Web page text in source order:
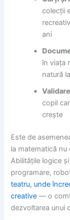
colecții
ani
în viața
natură
copil
crește
Este de
la matematică
Abilitățile logice
programare,
teatru, unde
creative — o
dezvoltarea unui